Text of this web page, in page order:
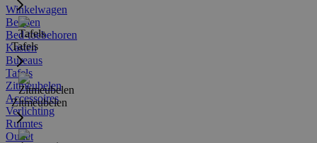
Winkelwagen
Tafels
Zitmeubelen
Bedden
Bed-toebehoren
Kasten
Bureaus
Tafels
Zitmeubelen
Accessoires
Verlichting
Ruimtes
Outlet